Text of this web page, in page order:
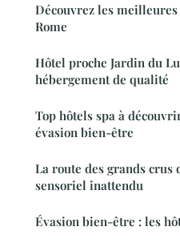
Découvrez les
Rome
Hôtel proche Jardin du
hébergement de qualité
Top hôtels spa à
évasion bien-être
La route des grands crus
sensoriel inattendu
Évasion bien-être : les